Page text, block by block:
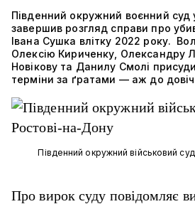
Південний окружний воєнний суд
завершив розгляд справи про
Івана Сушка влітку 2022 року.
Олексію Кириченку, Олександру
Новікову та Данилу Смолі
терміни за ґратами — аж до
Південний окружний військовий
Про вирок суду повідомляє